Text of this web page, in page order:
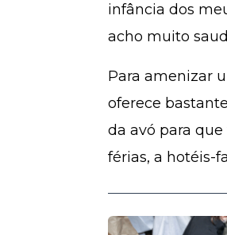
infância dos
acho muito
Para amenizar
oferece
da avó para
férias, a hotéis-